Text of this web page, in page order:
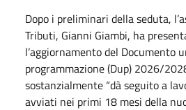
Dopo i preliminari della seduta,
Tributi, Gianni Giambi, ha
l’aggiornamento del Documento
programmazione (Dup) 2026/
sostanzialmente “dà seguito a
avviati nei primi 18 mesi della